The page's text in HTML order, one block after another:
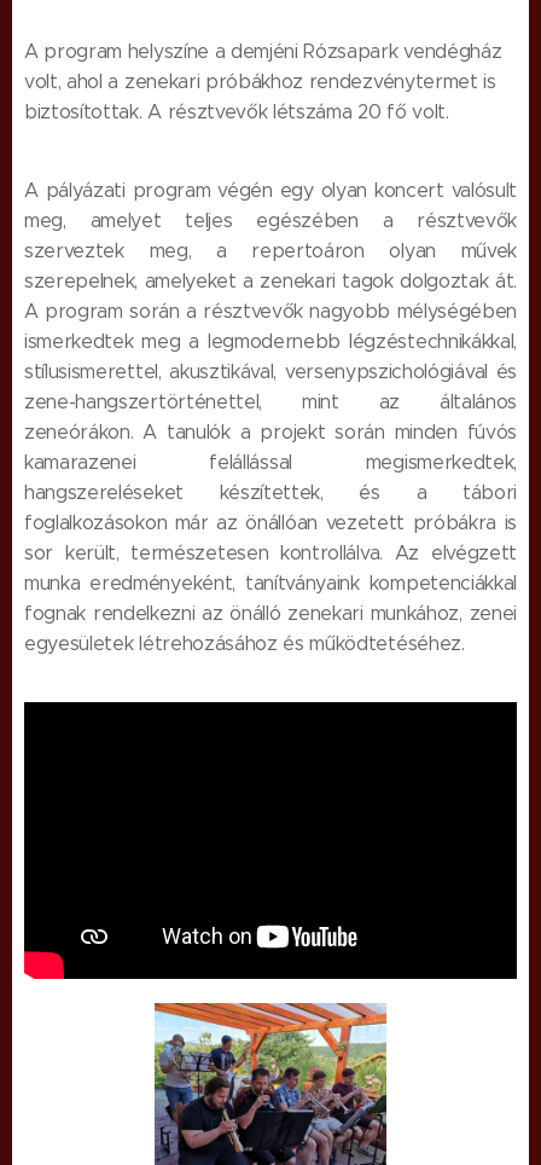
A program helyszíne a demjéni Rózsapark vendégház
volt, ahol a zenekari próbákhoz rendezvénytermet is
biztosítottak. A résztvevők létszáma 20 fő volt.
A pályázati program végén egy olyan koncert valósult
meg, amelyet teljes egészében a résztvevők
szerveztek meg, a repertoáron olyan művek
szerepelnek, amelyeket a zenekari tagok dolgoztak át.
A program során a résztvevők nagyobb mélységében
ismerkedtek meg a legmodernebb légzéstechnikákkal,
stílusismerettel, akusztikával, versenypszichológiával és
zene-hangszertörténettel, mint az általános
zeneórákon. A tanulók a projekt során minden fúvós
kamarazenei felállással megismerkedtek,
hangszereléseket készítettek, és a tábori
foglalkozásokon már az önállóan vezetett próbákra is
sor került, természetesen kontrollálva. Az elvégzett
munka eredményeként, tanítványaink kompetenciákkal
fognak rendelkezni az önálló zenekari munkához, zenei
egyesületek létrehozásához és működtetéséhez.